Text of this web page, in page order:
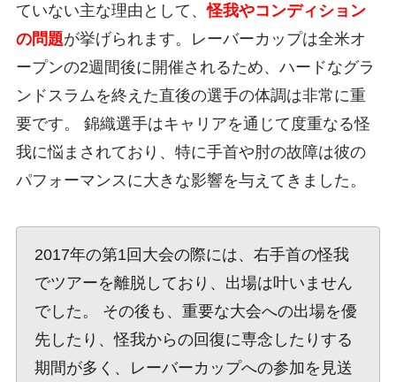
ていない主な理由として、怪我やコンディション
の問題が挙げられます。レーバーカップは全米オ
ープンの2週間後に開催されるため、ハードなグラ
ンドスラムを終えた直後の選手の体調は非常に重
要です。 錦織選手はキャリアを通じて度重なる怪
我に悩まされており、特に手首や肘の故障は彼の
パフォーマンスに大きな影響を与えてきました。
2017年の第1回大会の際には、右手首の怪我
でツアーを離脱しており、出場は叶いません
でした。 その後も、重要な大会への出場を優
先したり、怪我からの回復に専念したりする
期間が多く、レーバーカップへの参加を見送